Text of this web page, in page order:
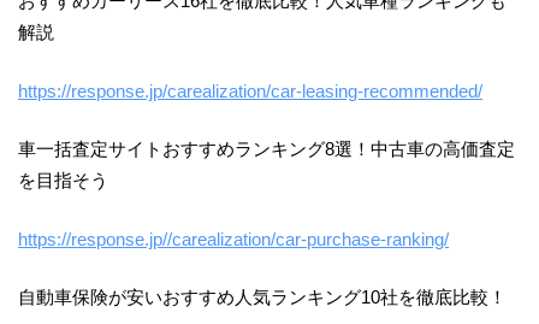
解説
https://response.jp/carealization/car-leasing-recommended/
車一括査定サイトおすすめランキング8選！中古車の高価査定
を目指そう
https://response.jp//carealization/car-purchase-ranking/
自動車保険が安いおすすめ人気ランキング10社を徹底比較！